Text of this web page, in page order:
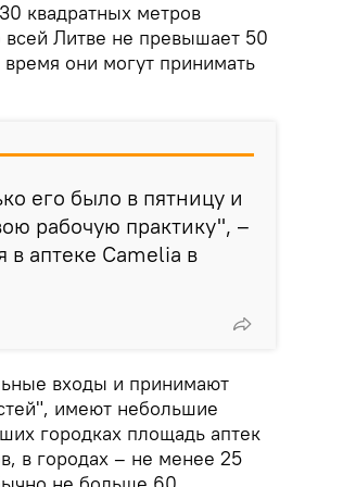
квадратных метров
Литве не превышает 50
они могут принимать
его было в пятницу и
рабочую практику", –
в аптеке Camelia в
входы и принимают
имеют небольшие
городках площадь аптек
в городах – не менее 25